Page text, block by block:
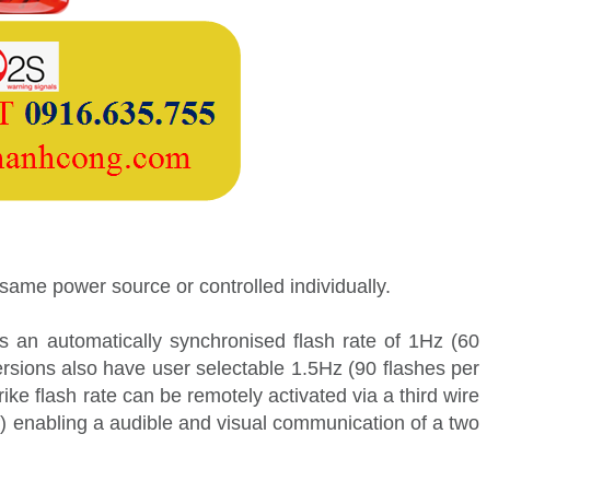
power source or controlled individually.
an automatically synchronised flash rate of 1Hz (60
also have user selectable 1.5Hz (90 flashes per
flash rate can be remotely activated via a third wire
a audible and visual communication of a two